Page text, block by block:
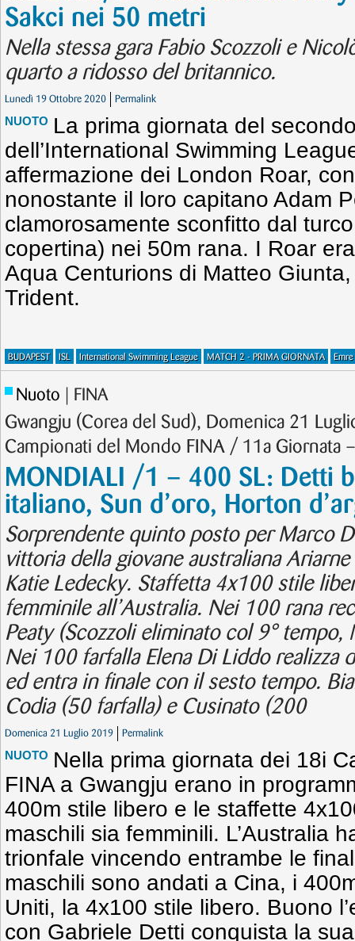
Sakci nei 50 metri
Nella stessa gara Fabio Scozzoli e
quarto a ridosso del britannico.
Lunedì 19 Ottobre 2020 Permalink
NUOTO La prima giornata del
dell’International Swimming
affermazione dei London Roar,
nonostante il loro capitano Adam
clamorosamente sconfitto dal
copertina) nei 50m rana. I Roar
Aqua Centurions di Matteo
Trident.
BUDAPEST ISL International Swimming League MATCH 2 - PRIMA GIORNATA
Nuoto | FINA
Gwangju (Corea del Sud), Domenica 21
Campionati del Mondo FINA / 11a Giornata
MONDIALI /1 – 400 SL: Detti
italiano, Sun d’oro, Horton
Sorprendente quinto posto per Marco
vittoria della giovane australiana
Katie Ledecky. Staffetta 4x100 stile
femminile all’Australia. Nei 100 rana
Peaty (Scozzoli eliminato col 9°
Nei 100 farfalla Elena Di Liddo realizza
ed entra in finale con il sesto tempo.
Codia (50 farfalla) e Cusinato (200
Domenica 21 Luglio 2019 Permalink
NUOTO Nella prima giornata dei 18i
FINA a Gwangju erano in
400m stile libero e le staffette
maschili sia femminili. L’Australia
trionfale vincendo entrambe le
maschili sono andati a Cina, i
Uniti, la 4x100 stile libero. Buono
con Gabriele Detti conquista la